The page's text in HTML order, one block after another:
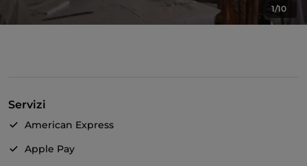
1/10
Servizi
American Express
Apple Pay